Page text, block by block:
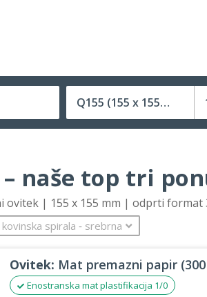
Q155 (155 x 155 mm)
Velikost (zaprte) tiskovine
naše top tri
| 155 x 155 mm | odprti format
kovinska spirala ‐ srebrna
Ovitek: Mat premazni papir
Enostranska mat plastifikacija 1/0